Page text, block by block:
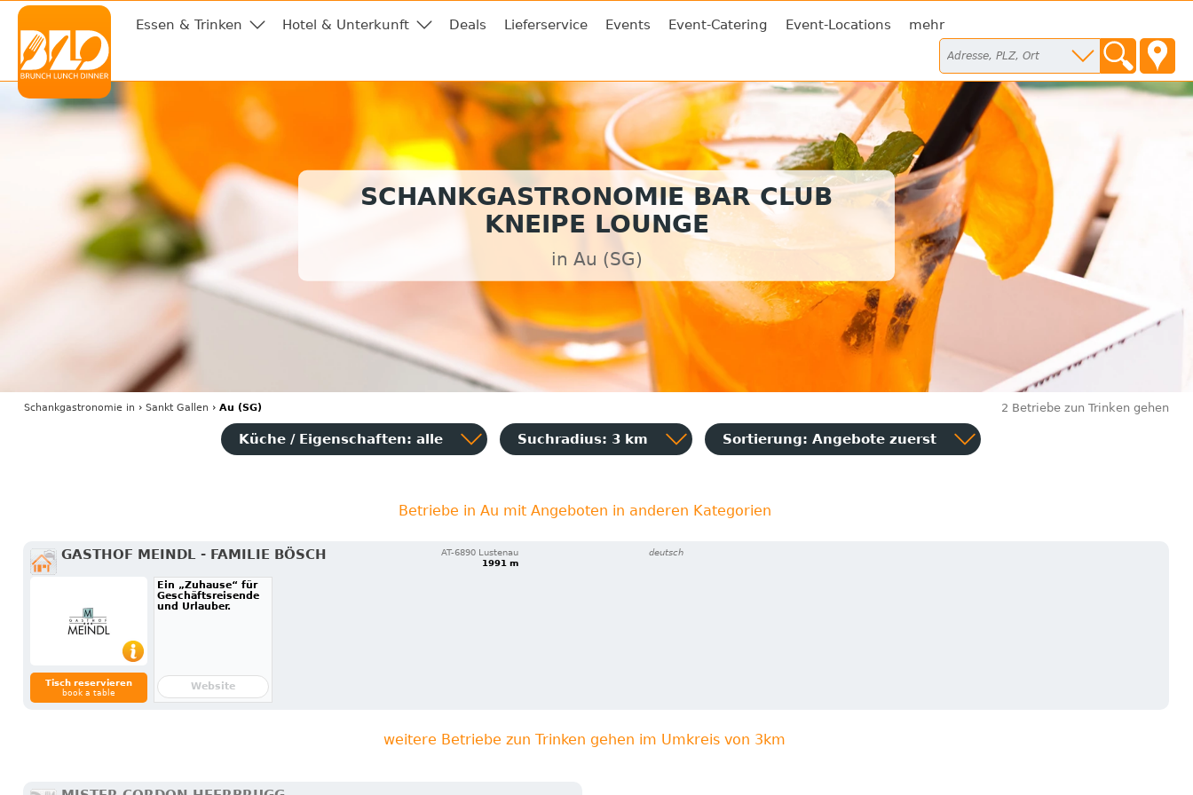
Essen & Trinken Hotel & Unterkunft Deals Lieferservice Events Event-Catering Event-Locations mehr
SCHANKGASTRONOMIE BAR CLUB
KNEIPE LOUNGE
in Au (SG)
Schankgastronomiein › Sankt Gallen › Au (SG) 2 Betriebe zun Trinken gehen
Küche / Eigenschaften: alle Suchradius: 3 km Sortierung: Angebote zuerst
Betriebe in Au mit Angeboten in anderen Kategorien
GASTHOF MEINDL - FAMILIE BÖSCH
AT-6890 Lustenau
1991 m
deutsch
Tisch reservieren
book a table
Ein „Zuhause“ für
Geschäftsreisende
und Urlauber.
Website
weitere Betriebe zun Trinken gehen im Umkreis von 3km